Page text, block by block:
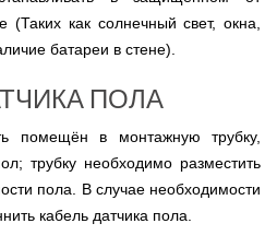
(Таких как солнечный свет, окна,
батареи в стене).
ПОЛА
помещён в монтажную трубку,
трубку необходимо разместить
пола. В случае необходимости
кабель датчика пола.